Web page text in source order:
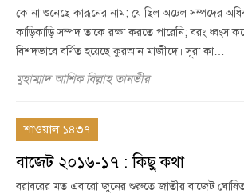
কে না শুনেছে কারূনের নাম; যে ছিল অঢেল সম্পদের
কাড়িকাড়ি সম্পদ তাকে রক্ষা করতে পারেনি; বরং ধ্বংস
বিশদভাবে বর্ণিত হয়েছে কুরআন মাজীদে। সূরা কা…
মুহাম্মাদ আশিক বিল্লাহ তানভীর
শাওয়াল ১৪৩৭
বাজেট ২০১৬-১৭ : কিছু কথা
বরাবরের মত এবারো জুনের শুরুতে জাতীয় বাজেট